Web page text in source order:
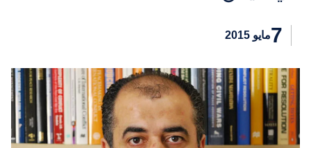
7مايو 2015